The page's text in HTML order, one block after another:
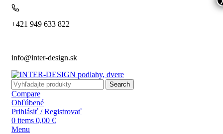
+421 949 633 822
info@inter-design.sk
Search
Compare
Obľúbené
Prihlásiť / Registrovať
0 items 0,00 €
Menu